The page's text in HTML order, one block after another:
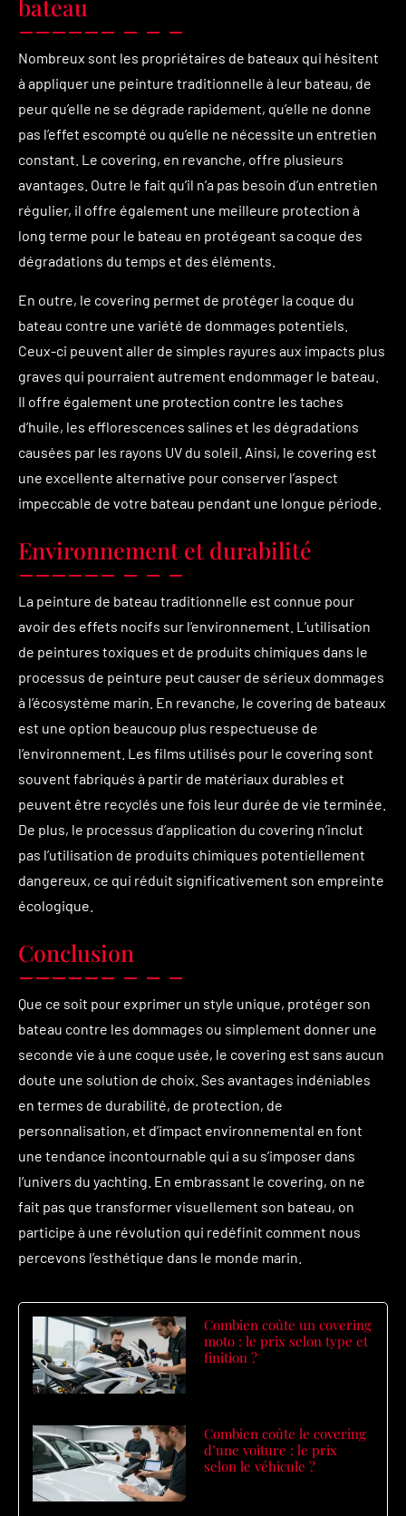
bateau
Nombreux sont les propriétaires de bateaux qui hésitent
à appliquer une peinture traditionnelle à leur bateau, de
peur qu’elle ne se dégrade rapidement, qu’elle ne donne
pas l’effet escompté ou qu’elle ne nécessite un entretien
constant. Le covering, en revanche, offre plusieurs
avantages. Outre le fait qu’il n’a pas besoin d’un entretien
régulier, il offre également une meilleure protection à
long terme pour le bateau en protégeant sa coque des
dégradations du temps et des éléments.
En outre, le covering permet de protéger la coque du
bateau contre une variété de dommages potentiels.
Ceux-ci peuvent aller de simples rayures aux impacts plus
graves qui pourraient autrement endommager le bateau.
Il offre également une protection contre les taches
d’huile, les efflorescences salines et les dégradations
causées par les rayons UV du soleil. Ainsi, le covering est
une excellente alternative pour conserver l’aspect
impeccable de votre bateau pendant une longue période.
Environnement et durabilité
La peinture de bateau traditionnelle est connue pour
avoir des effets nocifs sur l’environnement. L’utilisation
de peintures toxiques et de produits chimiques dans le
processus de peinture peut causer de sérieux dommages
à l’écosystème marin. En revanche, le covering de bateaux
est une option beaucoup plus respectueuse de
l’environnement. Les films utilisés pour le covering sont
souvent fabriqués à partir de matériaux durables et
peuvent être recyclés une fois leur durée de vie terminée.
De plus, le processus d’application du covering n’inclut
pas l’utilisation de produits chimiques potentiellement
dangereux, ce qui réduit significativement son empreinte
écologique.
Conclusion
Que ce soit pour exprimer un style unique, protéger son
bateau contre les dommages ou simplement donner une
seconde vie à une coque usée, le covering est sans aucun
doute une solution de choix. Ses avantages indéniables
en termes de durabilité, de protection, de
personnalisation, et d’impact environnemental en font
une tendance incontournable qui a su s’imposer dans
l’univers du yachting. En embrassant le covering, on ne
fait pas que transformer visuellement son bateau, on
participe à une révolution qui redéfinit comment nous
percevons l’esthétique dans le monde marin.
Combien coûte un covering
moto : le prix selon type et
finition ?
Combien coûte le covering
d’une voiture : le prix
selon le véhicule ?